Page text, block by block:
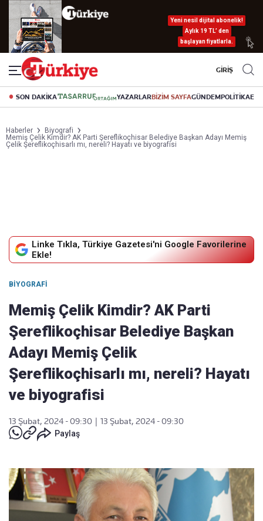
Yeni nesil dijital abonelik!
Aylık 19 TL’ den
başlayan fiyatlarla.
GİRİŞ
SON DAKİKA YAZARLARBİZİM SAYFAGÜNDEMPOLİTİKA
Haberler
Biyografi
Memiş Çelik Kimdir? AK Parti Şereflikoçhisar Belediye Başkan Adayı Memiş
Çelik Şereflikoçhisarlı mı, nereli? Hayatı ve biyografisi
Linke Tıkla, Türkiye Gazetesi'ni Google Favorilerine
Ekle!
BIYOGRAFI
Memiş Çelik Kimdir? AK Parti
Şereflikoçhisar Belediye Başkan
Adayı Memiş Çelik
Şereflikoçhisarlı mı, nereli? Hayatı
ve biyografisi
13 Şubat, 2024 - 09:30
13 Şubat, 2024 - 09:30
Paylaş